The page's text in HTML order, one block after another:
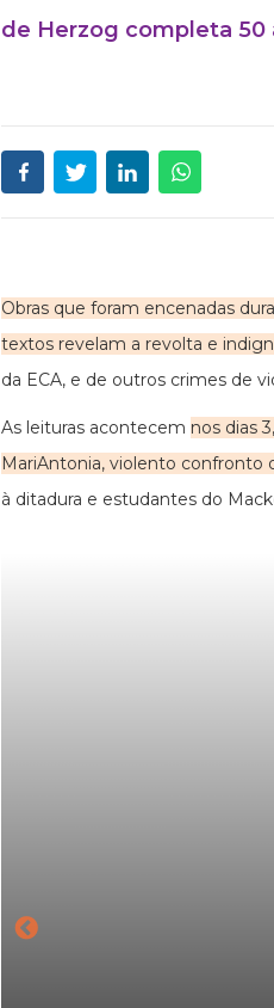
de Herzog completa
Obras que foram encenadas
textos revelam a revolta e
da ECA, e de outros crimes de
As leituras acontecem nos dias
MariAntonia, violento confronto
à ditadura e estudantes do